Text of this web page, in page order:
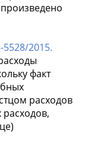
2015.
факт
расходов